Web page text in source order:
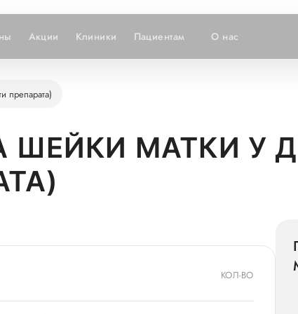
Акции Клиники Пациентам О нас
препарата)
МАТКИ У
КОЛ-ВО